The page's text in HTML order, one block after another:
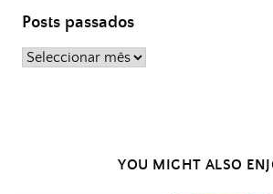
Posts passados
Posts
YOU MIGHT ALSO